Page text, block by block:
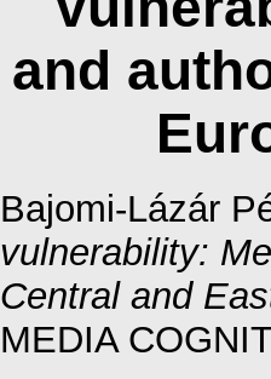
and
Bajomi-Lázár
vulnerability:
Central and
MEDIA